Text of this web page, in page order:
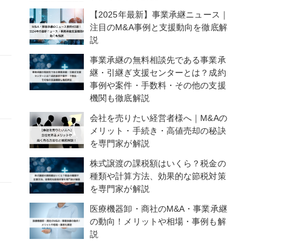
【2025年最新】事業承継ニュース｜
注目のM&A事例と支援動向を徹底解
説
事業承継の無料相談先である事業承
継・引継ぎ支援センターとは？成約
事例や案件・手数料・その他の支援
機関も徹底解説
会社を売りたい経営者様へ｜M&Aの
メリット・手続き・高値売却の秘訣
を専門家が解説
株式譲渡の課税額はいくら？税金の
種類や計算方法、効果的な節税対策
を専門家が解説
医療機器卸・商社のM&A・事業承継
の動向！メリットや相場・事例も解
説